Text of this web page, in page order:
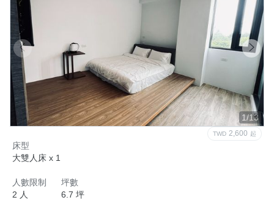
1/13
TWD 2,600 起
床型
大雙人床 x 1
人數限制
2 人
坪數
6.7 坪